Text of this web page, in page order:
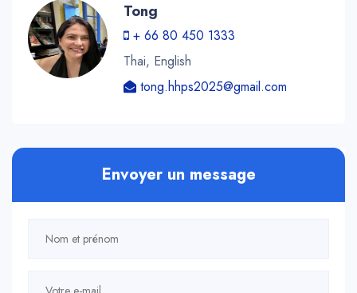
Tong
+ 66 80 450 1333
Thai, English
tong.hhps2025@gmail.com
Envoyer un message